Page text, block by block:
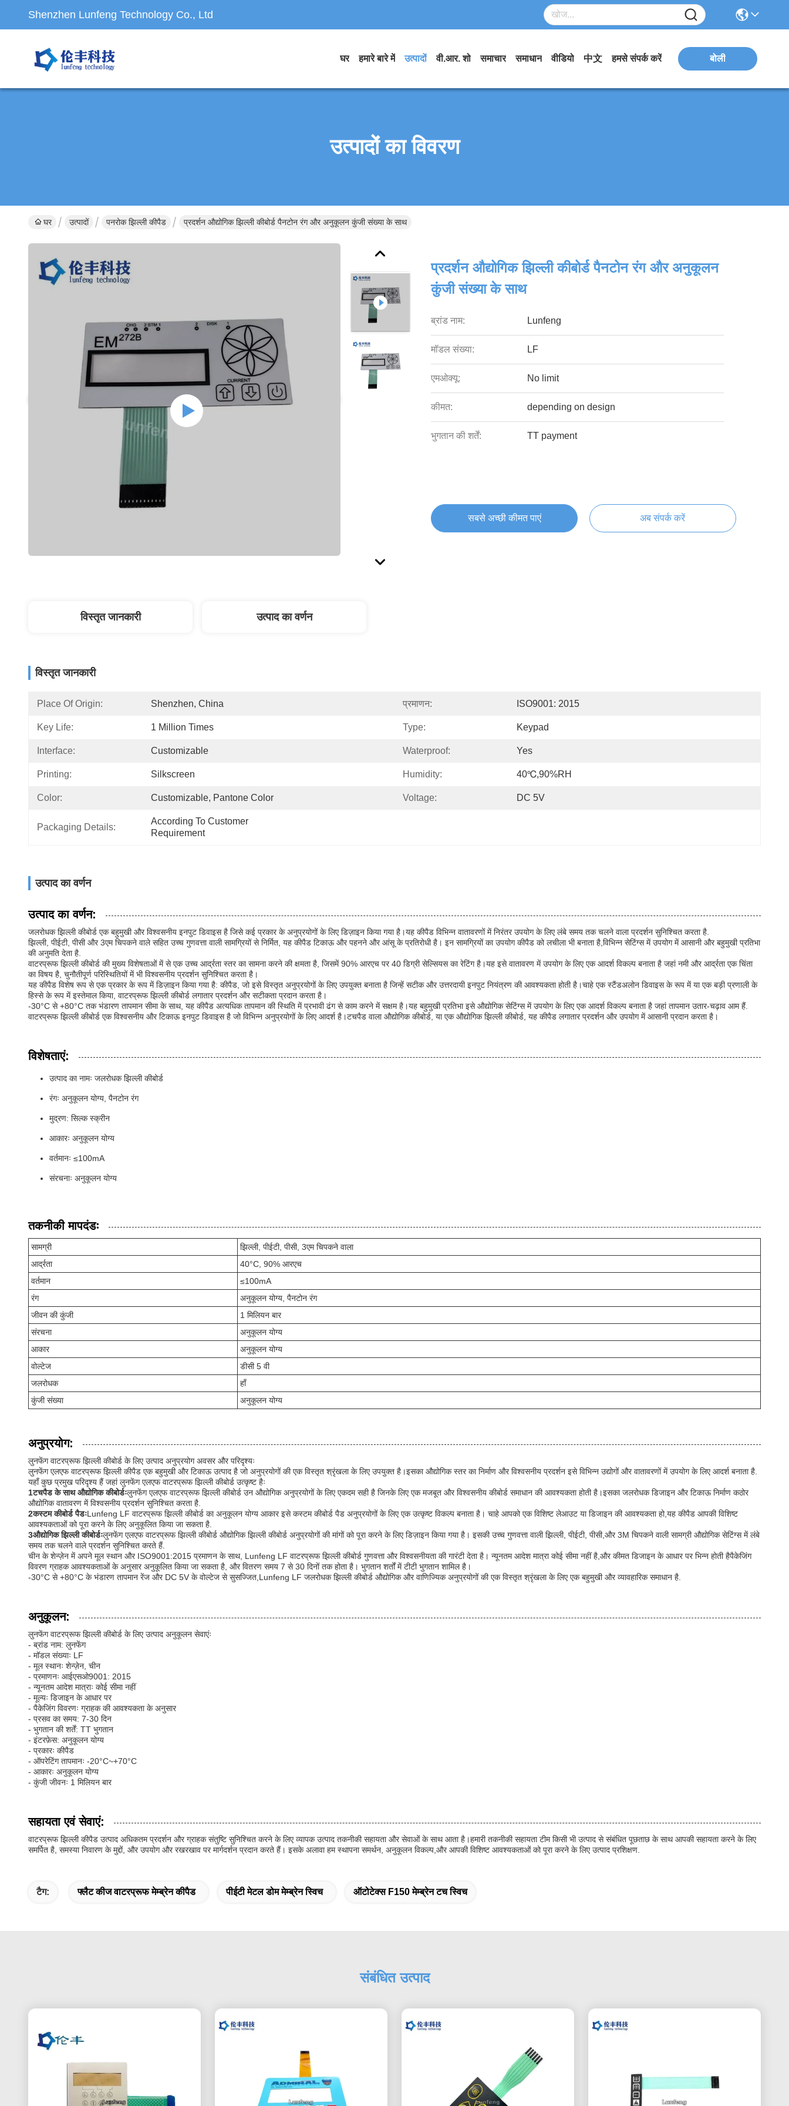
Shenzhen Lunfeng Technology Co., Ltd
घर हमारे बारे में उत्पादों वी.आर. शो समाचार समाधान वीडियो 中文 हमसे संपर्क करें बोली
उत्पादों का विवरण
घर उत्पादों पनरोक झिल्ली कीपैड प्रदर्शन औद्योगिक झिल्ली कीबोर्ड पैनटोन रंग और अनुकूलन कुंजी संख्या के साथ
प्रदर्शन औद्योगिक झिल्ली कीबोर्ड पैनटोन रंग और अनुकूलन
कुंजी संख्या के साथ
ब्रांड नाम: Lunfeng
मॉडल संख्या: LF
एमओक्यू: No limit
कीमत: depending on design
भुगतान की शर्तें: TT payment
सबसे अच्छी कीमत पाएं अब संपर्क करें
विस्तृत जानकारी उत्पाद का वर्णन
विस्तृत जानकारी
Place Of Origin: Shenzhen, China प्रमाणन: ISO9001: 2015
Key Life: 1 Million Times Type: Keypad
Interface: Customizable Waterproof: Yes
Printing: Silkscreen Humidity: 40℃,90%RH
Color: Customizable, Pantone Color Voltage: DC 5V
Packaging Details:
According To Customer
Requirement
उत्पाद का वर्णन
उत्पाद का वर्णन:
जलरोधक झिल्ली कीबोर्ड एक बहुमुखी और विश्वसनीय इनपुट डिवाइस है जिसे कई प्रकार के अनुप्रयोगों के लिए डिज़ाइन किया गया है।यह कीपैड विभिन्न वातावरणों में निरंतर उपयोग के लिए लंबे समय तक चलने वाला प्रदर्शन सुनिश्चित करता है.
झिल्ली, पीईटी, पीसी और 3एम चिपकने वाले सहित उच्च गुणवत्ता वाली सामग्रियों से निर्मित, यह कीपैड टिकाऊ और पहनने और आंसू के प्रतिरोधी है। इन सामग्रियों का उपयोग कीपैड को लचीला भी बनाता है,विभिन्न सेटिंग्स में उपयोग में आसानी और बहुमुखी प्रतिभा
की अनुमति देता है.
वाटरप्रूफ झिल्ली कीबोर्ड की मुख्य विशेषताओं में से एक उच्च आर्द्रता स्तर का सामना करने की क्षमता है, जिसमें 90% आरएच पर 40 डिग्री सेल्सियस का रेटिंग है।यह इसे वातावरण में उपयोग के लिए एक आदर्श विकल्प बनाता है जहां नमी और आर्द्रता एक चिंता
का विषय है, चुनौतीपूर्ण परिस्थितियों में भी विश्वसनीय प्रदर्शन सुनिश्चित करता है।
यह कीपैड विशेष रूप से एक प्रकार के रूप में डिज़ाइन किया गया है: कीपैड, जो इसे विस्तृत अनुप्रयोगों के लिए उपयुक्त बनाता है जिन्हें सटीक और उत्तरदायी इनपुट नियंत्रण की आवश्यकता होती है।चाहे एक स्टैंडअलोन डिवाइस के रूप में या एक बड़ी प्रणाली के
हिस्से के रूप में इस्तेमाल किया, वाटरप्रूफ झिल्ली कीबोर्ड लगातार प्रदर्शन और सटीकता प्रदान करता है।
-30°C से +80°C तक भंडारण तापमान सीमा के साथ, यह कीपैड अत्यधिक तापमान की स्थिति में प्रभावी ढंग से काम करने में सक्षम है।यह बहुमुखी प्रतिभा इसे औद्योगिक सेटिंग्स में उपयोग के लिए एक आदर्श विकल्प बनाता है जहां तापमान उतार-चढ़ाव आम हैं.
वाटरप्रूफ झिल्ली कीबोर्ड एक विश्वसनीय और टिकाऊ इनपुट डिवाइस है जो विभिन्न अनुप्रयोगों के लिए आदर्श है।टचपैड वाला औद्योगिक कीबोर्ड, या एक औद्योगिक झिल्ली कीबोर्ड, यह कीपैड लगातार प्रदर्शन और उपयोग में आसानी प्रदान करता है।
विशेषताएं:
उत्पाद का नामः जलरोधक झिल्ली कीबोर्ड
रंगः अनुकूलन योग्य, पैनटोन रंग
मुद्रण: सिल्क स्क्रीन
आकारः अनुकूलन योग्य
वर्तमानः ≤100mA
संरचनाः अनुकूलन योग्य
तकनीकी मापदंडः
सामग्री
झिल्ली, पीईटी, पीसी, 3एम चिपकने वाला
आर्द्रता
40°C, 90% आरएच
वर्तमान
≤100mA
रंग
अनुकूलन योग्य, पैनटोन रंग
जीवन की कुंजी
1 मिलियन बार
संरचना
अनुकूलन योग्य
आकार
अनुकूलन योग्य
वोल्टेज
डीसी 5 वी
जलरोधक
हाँ
कुंजी संख्या
अनुकूलन योग्य
अनुप्रयोग:
लुनफेंग वाटरप्रूफ झिल्ली कीबोर्ड के लिए उत्पाद अनुप्रयोग अवसर और परिदृश्यः
लुनफेंग एलएफ वाटरप्रूफ झिल्ली कीपैड एक बहुमुखी और टिकाऊ उत्पाद है जो अनुप्रयोगों की एक विस्तृत श्रृंखला के लिए उपयुक्त है।इसका औद्योगिक स्तर का निर्माण और विश्वसनीय प्रदर्शन इसे विभिन्न उद्योगों और वातावरणों में उपयोग के लिए आदर्श बनाता है.
यहाँ कुछ प्रमुख परिदृश्य हैं जहां लुनफेंग एलएफ वाटरप्रूफ झिल्ली कीबोर्ड उत्कृष्ट हैः
1टचपैड के साथ औद्योगिक कीबोर्डःलुनफेंग एलएफ वाटरप्रूफ झिल्ली कीबोर्ड उन औद्योगिक अनुप्रयोगों के लिए एकदम सही है जिनके लिए एक मजबूत और विश्वसनीय कीबोर्ड समाधान की आवश्यकता होती है।इसका जलरोधक डिजाइन और टिकाऊ निर्माण कठोर
औद्योगिक वातावरण में विश्वसनीय प्रदर्शन सुनिश्चित करता है.
2कस्टम कीबोर्ड पैडःLunfeng LF वाटरप्रूफ झिल्ली कीबोर्ड का अनुकूलन योग्य आकार इसे कस्टम कीबोर्ड पैड अनुप्रयोगों के लिए एक उत्कृष्ट विकल्प बनाता है। चाहे आपको एक विशिष्ट लेआउट या डिजाइन की आवश्यकता हो,यह कीपैड आपकी विशिष्ट
आवश्यकताओं को पूरा करने के लिए अनुकूलित किया जा सकता है.
3औद्योगिक झिल्ली कीबोर्डःलुनफेंग एलएफ वाटरप्रूफ झिल्ली कीबोर्ड औद्योगिक झिल्ली कीबोर्ड अनुप्रयोगों की मांगों को पूरा करने के लिए डिज़ाइन किया गया है। इसकी उच्च गुणवत्ता वाली झिल्ली, पीईटी, पीसी,और 3M चिपकने वाली सामग्री औद्योगिक सेटिंग्स में लंबे
समय तक चलने वाले प्रदर्शन सुनिश्चित करते हैं.
चीन के शेन्ज़ेन में अपने मूल स्थान और ISO9001:2015 प्रमाणन के साथ, Lunfeng LF वाटरप्रूफ झिल्ली कीबोर्ड गुणवत्ता और विश्वसनीयता की गारंटी देता है। न्यूनतम आदेश मात्रा कोई सीमा नहीं है,और कीमत डिजाइन के आधार पर भिन्न होती हैपैकेजिंग
विवरण ग्राहक आवश्यकताओं के अनुसार अनुकूलित किया जा सकता है, और वितरण समय 7 से 30 दिनों तक होता है। भुगतान शर्तों में टीटी भुगतान शामिल है।
-30°C से +80°C के भंडारण तापमान रेंज और DC 5V के वोल्टेज से सुसज्जित,Lunfeng LF जलरोधक झिल्ली कीबोर्ड औद्योगिक और वाणिज्यिक अनुप्रयोगों की एक विस्तृत श्रृंखला के लिए एक बहुमुखी और व्यावहारिक समाधान है.
अनुकूलन:
लुनफेंग वाटरप्रूफ झिल्ली कीबोर्ड के लिए उत्पाद अनुकूलन सेवाएंः
- ब्रांड नाम: लुनफेंग
- मॉडल संख्याः LF
- मूल स्थानः शेन्ज़ेन, चीन
- प्रमाणनः आईएसओ9001: 2015
- न्यूनतम आदेश मात्राः कोई सीमा नहीं
- मूल्यः डिजाइन के आधार पर
- पैकेजिंग विवरणः ग्राहक की आवश्यकता के अनुसार
- प्रसव का समय: 7-30 दिन
- भुगतान की शर्तें: TT भुगतान
- इंटरफ़ेस: अनुकूलन योग्य
- प्रकारः कीपैड
- ऑपरेटिंग तापमानः -20°C~+70°C
- आकारः अनुकूलन योग्य
- कुंजी जीवनः 1 मिलियन बार
सहायता एवं सेवाएं:
वाटरप्रूफ झिल्ली कीपैड उत्पाद अधिकतम प्रदर्शन और ग्राहक संतुष्टि सुनिश्चित करने के लिए व्यापक उत्पाद तकनीकी सहायता और सेवाओं के साथ आता है।हमारी तकनीकी सहायता टीम किसी भी उत्पाद से संबंधित पूछताछ के साथ आपकी सहायता करने के लिए
समर्पित है, समस्या निवारण के मुद्दों, और उपयोग और रखरखाव पर मार्गदर्शन प्रदान करते हैं। इसके अलावा हम स्थापना समर्थन, अनुकूलन विकल्प,और आपकी विशिष्ट आवश्यकताओं को पूरा करने के लिए उत्पाद प्रशिक्षण.
टैग: फ्लैट कीज वाटरप्रूफ मेम्ब्रेन कीपैड पीईटी मेटल डोम मेम्ब्रेन स्विच ऑटोटेक्स F150 मेम्ब्रेन टच स्विच
संबंधित उत्पाद